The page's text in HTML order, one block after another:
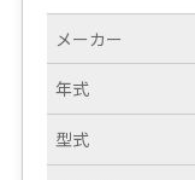
メーカー
年式
型式